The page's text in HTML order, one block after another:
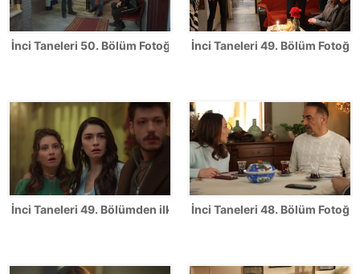
İnci Taneleri 50. Bölüm Fotoğraflarıİnci Taneleri 49. Bölüm
İnci Taneleri 49. Bölümden ilk kareler!İnci Taneleri 48. Bölüm